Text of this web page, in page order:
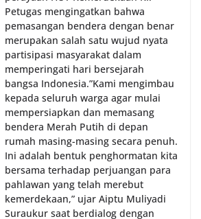
Petugas mengingatkan bahwa
pemasangan bendera dengan benar
merupakan salah satu wujud nyata
partisipasi masyarakat dalam
memperingati hari bersejarah
bangsa Indonesia.‎‎”Kami mengimbau
kepada seluruh warga agar mulai
mempersiapkan dan memasang
bendera Merah Putih di depan
rumah masing-masing secara penuh.
Ini adalah bentuk penghormatan kita
bersama terhadap perjuangan para
pahlawan yang telah merebut
kemerdekaan,” ujar Aiptu Muliyadi
Suraukur saat berdialog dengan